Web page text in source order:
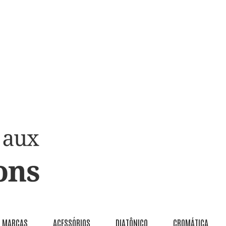
MARCAS ACESSÓRIOS DIATÔNICO CROMÁTICA